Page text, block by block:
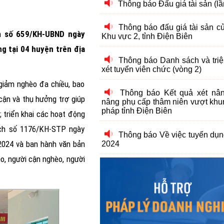
659/KH-UBND ngày
tại 04 huyện trên địa
nghèo đa chiều, bao
và thụ hưởng trợ giúp
triển khai các hoạt động
số 1176/KH-STP ngày
và ban hành văn bản
người cận nghèo, người
Thông báo Danh sách và
xét tuyển viên chức (vòng 2)
Thông báo Kết quả xét
nâng phụ cấp thâm niên vượt
pháp tỉnh Điện Biên
Thông báo Về việc tuyển
2024
Thông báo Kết quả xét
nâng phụ cấp thâm niên nghề
tỉnh Điện Biên
Thông báo Về việc tuyển
2023